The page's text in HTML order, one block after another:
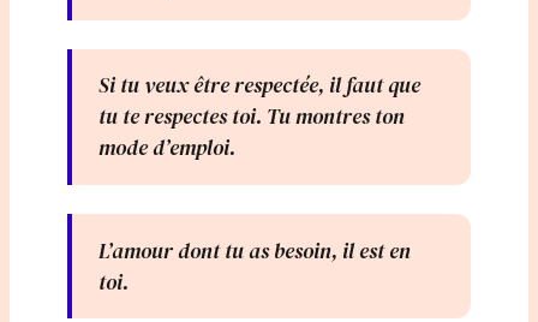
Si tu veux être respectée, il faut que
tu te respectes toi. Tu montres ton
mode d’emploi.
L’amour dont tu as besoin, il est en
toi.